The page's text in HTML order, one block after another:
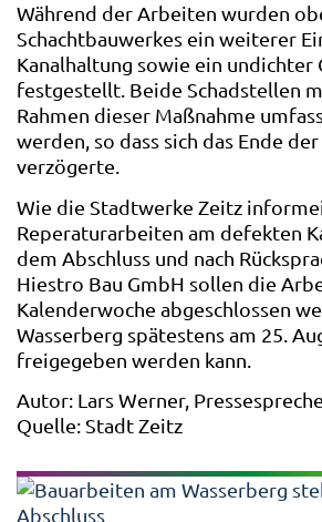
Während der Arbeiten wurden
Schachtbauwerkes ein weiterer
Kanalhaltung sowie ein undichter
festgestellt. Beide Schadstellen
Rahmen dieser Maßnahme
werden, so dass sich das Ende
verzögerte.
Wie die Stadtwerke Zeitz
Reperaturarbeiten am defekten
dem Abschluss und nach
Hiestro Bau GmbH sollen die
Kalenderwoche abgeschlossen
Wasserberg spätestens am 25.
freigegeben werden kann.
Autor: Lars Werner,
Quelle: Stadt Zeitz